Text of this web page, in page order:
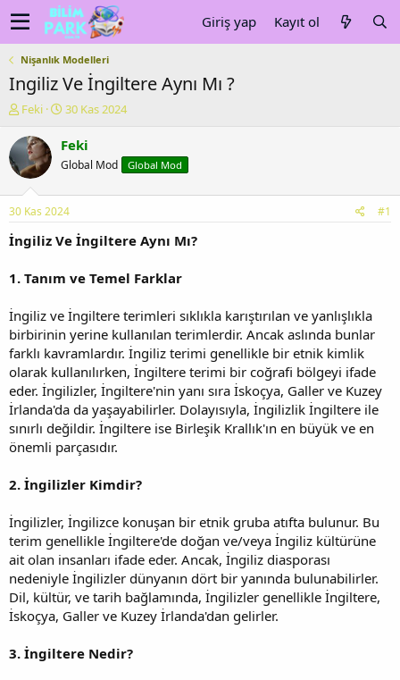
Giriş yap Kayıt ol
Nişanlık Modelleri
Ingiliz Ve İngiltere Aynı Mı ?
K
n
u
y
b
a
ş
n
Feki
B
ş
a
g
ç
r
h
i
30 Kas 2024
Feki
Global Mod Global Mod
30 Kas 2024 #1
İngiliz Ve İngiltere Aynı Mı?
1. Tanım ve Temel Farklar
İngiliz ve İngiltere terimleri sıklıkla karıştırılan ve yanlışlıkla
birbirinin yerine kullanılan terimlerdir. Ancak aslında bunlar
farklı kavramlardır. İngiliz terimi genellikle bir etnik kimlik
olarak kullanılırken, İngiltere terimi bir coğrafi bölgeyi ifade
eder. İngilizler, İngiltere'nin yanı sıra İskoçya, Galler ve Kuzey
İrlanda'da da yaşayabilirler. Dolayısıyla, İngilizlik İngiltere ile
sınırlı değildir. İngiltere ise Birleşik Krallık'ın en büyük ve en
önemli parçasıdır.
2. İngilizler Kimdir?
İngilizler, İngilizce konuşan bir etnik gruba atıfta bulunur. Bu
terim genellikle İngiltere'de doğan ve/veya İngiliz kültürüne
ait olan insanları ifade eder. Ancak, İngiliz diasporası
nedeniyle İngilizler dünyanın dört bir yanında bulunabilirler.
Dil, kültür, ve tarih bağlamında, İngilizler genellikle İngiltere,
İskoçya, Galler ve Kuzey İrlanda'dan gelirler.
3. İngiltere Nedir?